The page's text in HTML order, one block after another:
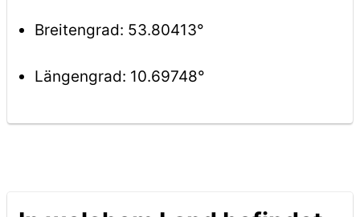
Breitengrad: 53.80413°
Längengrad: 10.69748°